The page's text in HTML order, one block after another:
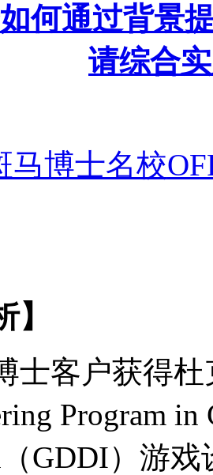
何通过背景
请综合
马博士名校
】
士客户获得杜
Program in
GDDI）游